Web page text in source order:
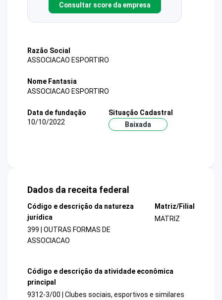
Consultar score da empresa
Razão Social
ASSOCIACAO ESPORTIRO
Nome Fantasia
ASSOCIACAO ESPORTIRO
Data de fundação
10/10/2022
Situação Cadastral
Baixada
Dados da receita federal
Código e descrição da natureza
jurídica
399 | OUTRAS FORMAS DE
ASSOCIACAO
Matriz/Filial
MATRIZ
Código e descrição da atividade econômica
principal
9312-3/00 | Clubes sociais, esportivos e similares